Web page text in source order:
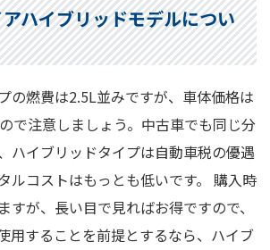
ハイブリッドモデルについ
の燃費は2.5L並みですが、車体価格は
で注意しましょう。中古車でも同じ分
ハイブリッドタイプは自動車税の優遇
ルコストはもっとも低いです。 購入時
すが、長い目で見ればお得ですので、
用することを前提とするなら、ハイブ